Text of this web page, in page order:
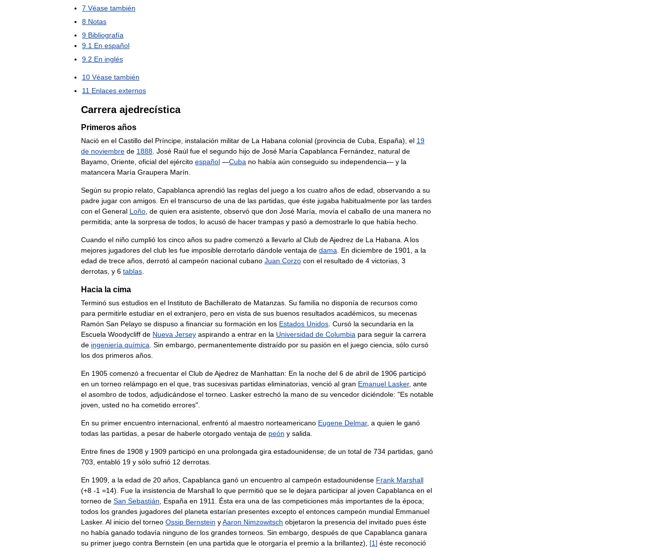
7 Véase también
8 Notas
9 Bibliografía
9 1 En español
9 2 En inglés
10 Véase también
11 Enlaces externos
Carrera ajedrecística
Primeros años
Nació en el Castillo del Príncipe instalación militar de La Habana colonial (provincia de Cuba España), el 19
de noviembre de 1888 José Raúl fue el segundo hijo de José María Capablanca Fernández natural de
Bayamo Oriente oficial del ejército español —Cuba no había aún conseguido su independencia— y la
matancera María Graupera Marín
Según su propio relato Capablanca aprendió las reglas del juego a los cuatro años de edad observando a su
padre jugar con amigos En el transcurso de una de las partidas que éste jugaba habitualmente por las tardes
con el General Loño de quien era asistente observó que don José María movía el caballo de una manera no
permitida; ante la sorpresa de todos lo acusó de hacer trampas y pasó a demostrarle lo que había hecho
Cuando el niño cumplió los cinco años su padre comenzó a llevarlo al Club deAjedrez de La Habana A los
mejores jugadores del club les fue imposible derrotarlo dándole ventaja de dama En diciembre de 1901 a la
edad de trece años derrotó al campeón nacional cubano Juan Corzo con el resultado de 4 victorias 3
derrotas y 6 tablas
Hacia la cima
Terminó sus estudios en el Instituto de Bachillerato de Matanzas Su familia no disponía de recursos como
para permitirle estudiar en el extranjero pero en vista de sus buenos resultados académicos su mecenas
Ramón San Pelayo se dispuso a financiar su formación en los Estados Unidos Cursó la secundaria en la
Escuela Woodycliff de Nueva Jersey aspirando a entrar en la Universidad de Columbia para seguir la carrera
de ingeniería química Sin embargo permanentemente distraído por su pasión en el juego ciencia sólo cursó
los dos primeros años
En 1905 comenzó a frecuentar el Club deAjedrez de Manhattan: En la noche del 6 de abril de 1906 participó
en un torneo relámpago en el que tras sucesivas partidas eliminatorias venció al gran Emanuel Lasker, ante
el asombro de todos adjudicándose el torneo Lasker estrechó la mano de su vencedor diciéndole: "Es notable
joven usted no ha cometido errores".
En su primer encuentro internacional enfrentó al maestro norteamericano Eugene Delmar, a quien le ganó
todas las partidas a pesar de haberle otorgado ventaja de peón y salida
Entre fines de 1908 y 1909 participó en una prolongada gira estadounidense; de un total de 734 partidas ganó
703 entabló 19 y sólo sufrió 12 derrotas
En 1909 a la edad de 20 años Capablanca ganó un encuentro al campeón estadounidense Frank Marshall
(+8 -1 =14). Fue la insistencia de Marshall lo que permitió que se le dejara participar al joven Capablanca en el
torneo de San Sebastián España en 1911 Ésta era una de las competiciones más importantes de la época;
todos los grandes jugadores del planeta estarían presentes excepto el entonces campeón mundial Emmanuel
Lasker. Al inicio del torneo Ossip Bernstein yAaron Nimzowitsch objetaron la presencia del invitado pues éste
no había ganado todavía ninguno de los grandes torneos Sin embargo después de que Capablanca ganara
su primer juego contra Bernstein (en una partida que le otorgaría el premio a la brillantez), [1] éste reconoció